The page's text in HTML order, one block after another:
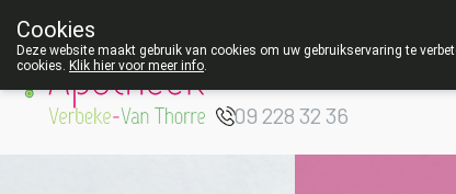
Apotheek Verbeke
09 228 32 36
Cookies
Deze website maakt gebruik van cookies om uw gebruikservaring te
cookies. Klik hier voor meer info.